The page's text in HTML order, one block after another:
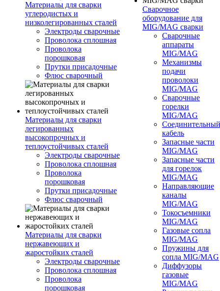
Материалы для сварки
углеродистых и
низколегированных сталей
Электроды сварочные
Проволока сплошная
Проволока
порошковая
Прутки присадочные
Флюс сварочный
Материалы для сварки
легированных
высокопрочных и
теплоустойчивых сталей
Электроды сварочные
Проволока сплошная
Проволока
порошковая
Прутки присадочные
Флюс сварочный
Материалы для сварки
нержавеющих и
жаростойких сталей
Электроды сварочные
Проволока сплошная
Проволока
порошковая
Сварочное
оборудование для
MIG/MAG сварки
Сварочные
аппараты
MIG/MAG
Механизмы
подачи
проволоки
MIG/MAG
Сварочные
горелки
MIG/MAG
Соединительный
кабель
Запасные части
MIG/MAG
Запасные части
для горелок
MIG/MAG
Направляющие
каналы
MIG/MAG
Токосъемники
MIG/MAG
Газовые сопла
MIG/MAG
Пружины для
сопла MIG/MAG
Диффузоры
газовые
MIG/MAG